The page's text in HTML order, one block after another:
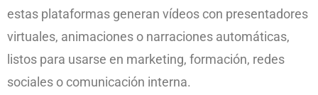
estas plataformas generan vídeos con presentadores
virtuales, animaciones o narraciones automáticas,
listos para usarse en marketing, formación, redes
sociales o comunicación interna.